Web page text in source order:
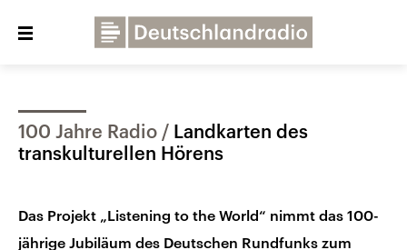
Close
Deutschlandfunk
Deutschlandfunk Kultur
Über uns Programme Presse
100 Jahre Radio
Landkarten des
transkulturellen Hörens
Das Projekt „Listening to the World“ nimmt das 100-
jährige Jubiläum des Deutschen Rundfunks zum